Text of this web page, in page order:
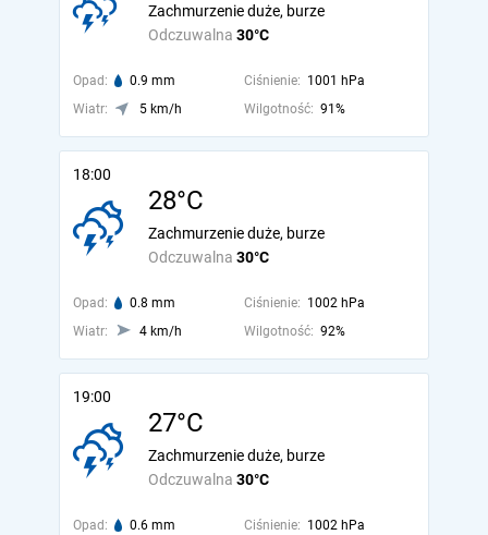
Odczuwalna 30°C
Zachmurzenie duże, burze
Opad: 0.9 mm Ciśnienie: 1001 hPa
Wiatr:
5 km/h Wilgotność: 91%
18:00
28°C
Odczuwalna 30°C
Zachmurzenie duże, burze
Opad: 0.8 mm Ciśnienie: 1002 hPa
Wiatr:
4 km/h Wilgotność: 92%
19:00
27°C
Odczuwalna 30°C
Zachmurzenie duże, burze
Opad: 0.6 mm Ciśnienie: 1002 hPa